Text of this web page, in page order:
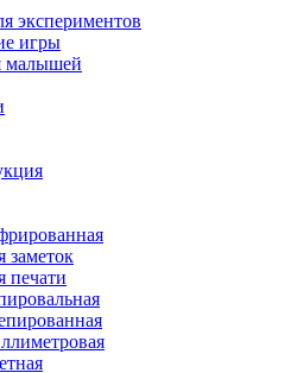
экспериментов
игры
малышей
заметок
печати